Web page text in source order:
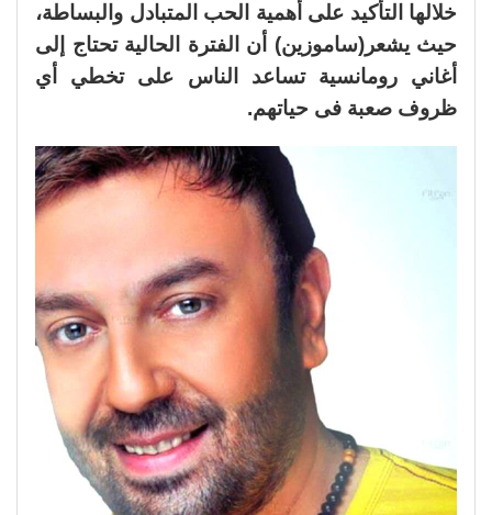
خلالها التأكيد على أهمية الحب المتبادل والبساطة،
حيث يشعر(ساموزين) أن الفترة الحالية تحتاج إلى
أغاني رومانسية تساعد الناس على تخطي أي
ظروف صعبة فى حياتهم.